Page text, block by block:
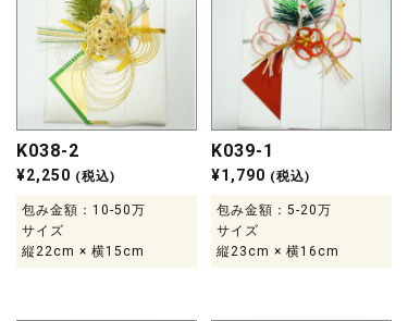
K038-2
¥2,250 (税込)
包み金額：10-50万
サイズ
縦22cm × 横15cm
K039-1
¥1,790 (税込)
包み金額：5-20万
サイズ
縦23cm × 横16cm